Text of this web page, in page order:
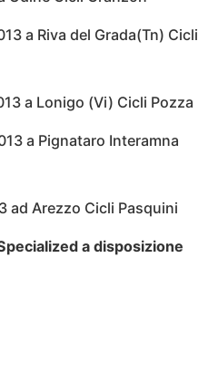
a Riva del Grada(Tn) Cicli
a Lonigo (Vi) Cicli Pozza
a Pignataro Interamna
ad Arezzo Cicli Pasquini
a disposizione